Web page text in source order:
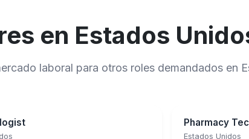
en Estados
laboral para otros roles demandados en
Pharmacy
Estados Unidos